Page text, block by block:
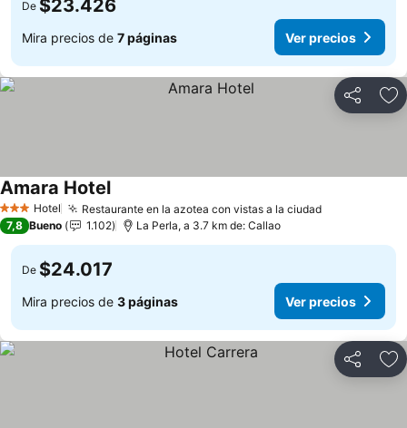
De $23.426
Mira precios de 7 páginas Ver precios
Compartir
3 Estrellas
Hotel Restaurante en la azotea con vistas a la ciudad
Amara Hotel
7,8 Bueno 1.102 La Perla, a 3.7 km de: Callao
De $24.017
Mira precios de 3 páginas Ver precios
Compartir